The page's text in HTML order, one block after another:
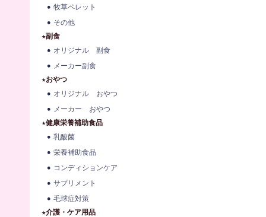
牧草ペレット
その他
★副食
オリジナル 副食
メーカー副食
★おやつ
オリジナル おやつ
メーカー おやつ
★健康栄養補助食品
乳酸菌
栄養補助食品
コンディションケア
サプリメント
毛球症対策
★介護・ケア用品